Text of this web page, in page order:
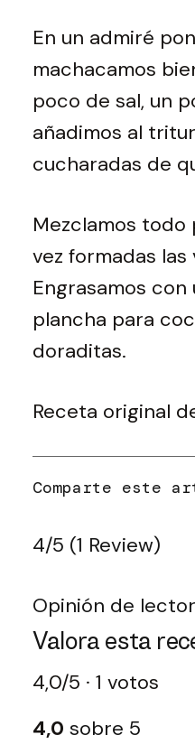
En un admiré
machacamos
poco de sal, un
añadimos al
cucharadas de
Mezclamos todo
vez formadas
Engrasamos
plancha para
doraditas.
Receta original
4/5 (1 Review)
Opinión de
Valora esta
4,0/5 · 1 votos
4,0 sobre 5